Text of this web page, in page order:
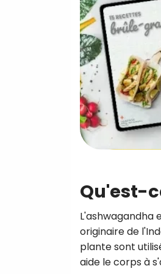
Qu'est-
L'ashwagandha
originaire de
plante sont
aide le corps à